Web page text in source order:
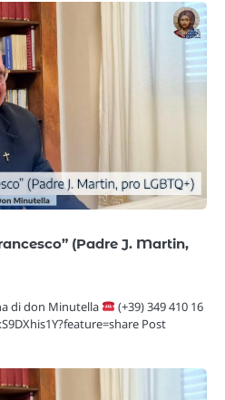
(Padre J. Martin,
di don Minutella
(+39) 349 410 16
Post